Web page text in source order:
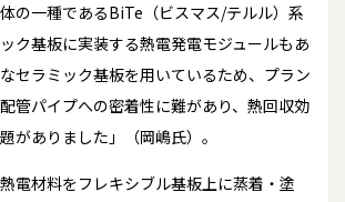
の一種であるBiTe（ビスマス/テルル）系
ク基板に実装する熱電発電モジュールもあ
セラミック基板を用いているため、プラン
管パイプへの密着性に難があり、熱回収効
がありました」（岡嶋氏）。
電材料をフレキシブル基板上に蒸着・塗